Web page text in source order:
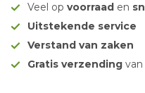
Veel op voorraad en
Uitstekende service
Verstand van zaken
Gratis verzending